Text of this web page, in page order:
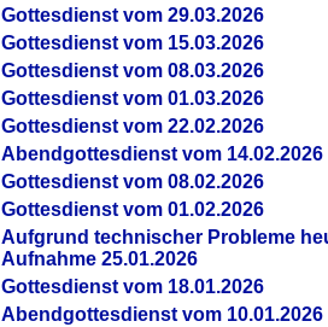
Gottesdienst vom 29.03.2026
Gottesdienst vom 15.03.2026
Gottesdienst vom 08.03.2026
Gottesdienst vom 01.03.2026
Gottesdienst vom 22.02.2026
Abendgottesdienst vom 14.02.2026
Gottesdienst vom 08.02.2026
Gottesdienst vom 01.02.2026
Aufgrund technischer Probleme
Aufnahme 25.01.2026
Gottesdienst vom 18.01.2026
Abendgottesdienst vom 10.01.2026